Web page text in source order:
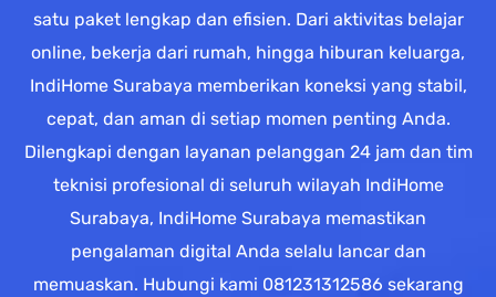
satu paket lengkap dan efisien. Dari aktivitas belajar
online, bekerja dari rumah, hingga hiburan keluarga,
IndiHome Surabaya memberikan koneksi yang stabil,
cepat, dan aman di setiap momen penting Anda.
Dilengkapi dengan layanan pelanggan 24 jam dan tim
teknisi profesional di seluruh wilayah IndiHome
Surabaya, IndiHome Surabaya memastikan
pengalaman digital Anda selalu lancar dan
memuaskan. Hubungi kami 081231312586 sekarang